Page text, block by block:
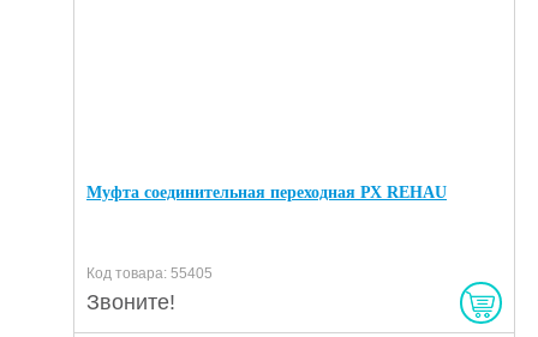
Муфта соединительная переходная РХ REHAU
Код товара: 55405
Звоните!